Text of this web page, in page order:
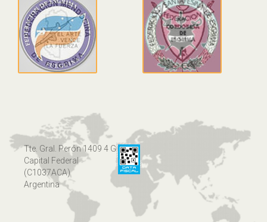
Tte. Gral. Perón 1409 4 G
Capital Federal
(C1037ACA)
Argentina